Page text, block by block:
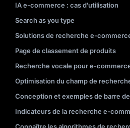
IA e-commerce : cas d'utilisation
Search as you type
Solutions de recherche e-
Page de classement de produits
Recherche vocale pour e-
Optimisation du champ de
Conception et exemples de barre
Indicateurs de la recherche e-